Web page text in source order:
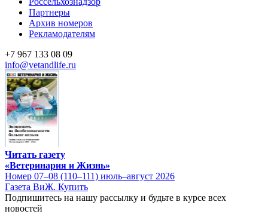
Партнеры
Архив номеров
Рекламодателям
+7 967 133 08 09
info@vetandlife.ru
Читать газету
«Ветеринария и Жизнь»
Номер 07–08 (110–111) июль–август 2026
Газета ВиЖ. Купить
Подпишитесь на нашу рассылку и будьте в курсе всех
новостей